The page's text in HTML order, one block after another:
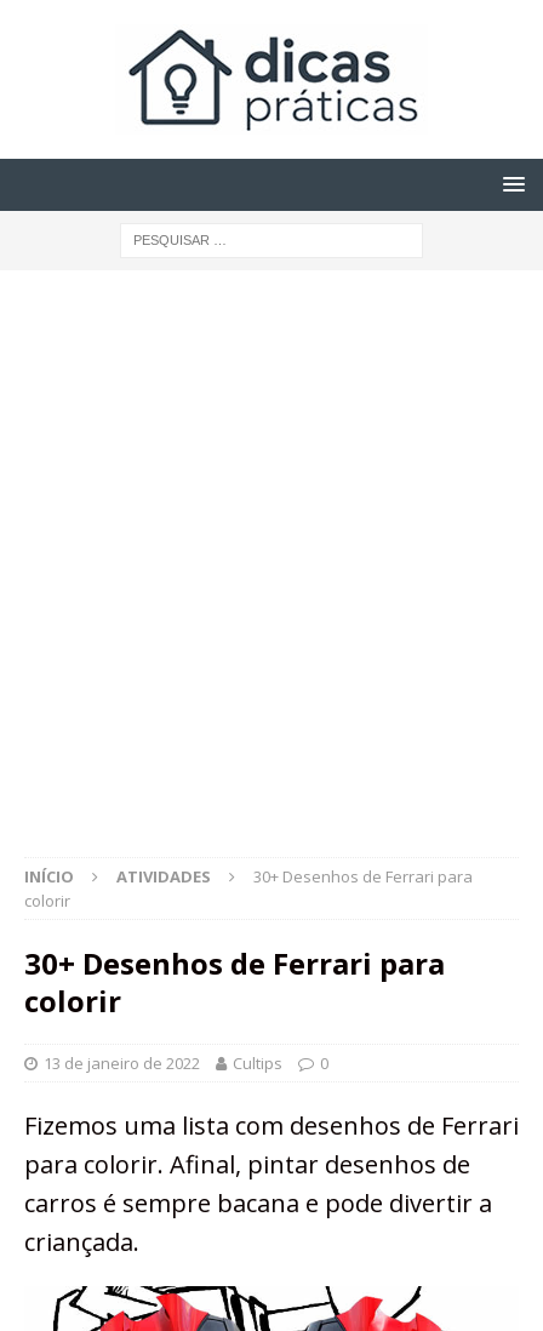
INÍCIO ATIVIDADES
30+ Desenhos de Ferrari para
colorir
30+ Desenhos de Ferrari para
colorir
13 de janeiro de 2022 Cultips 0
Fizemos uma lista com desenhos de Ferrari
para colorir. Afinal, pintar desenhos de
carros é sempre bacana e pode divertir a
criançada.